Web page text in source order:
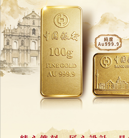
01/04/2026 11204